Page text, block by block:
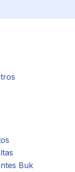
Buk